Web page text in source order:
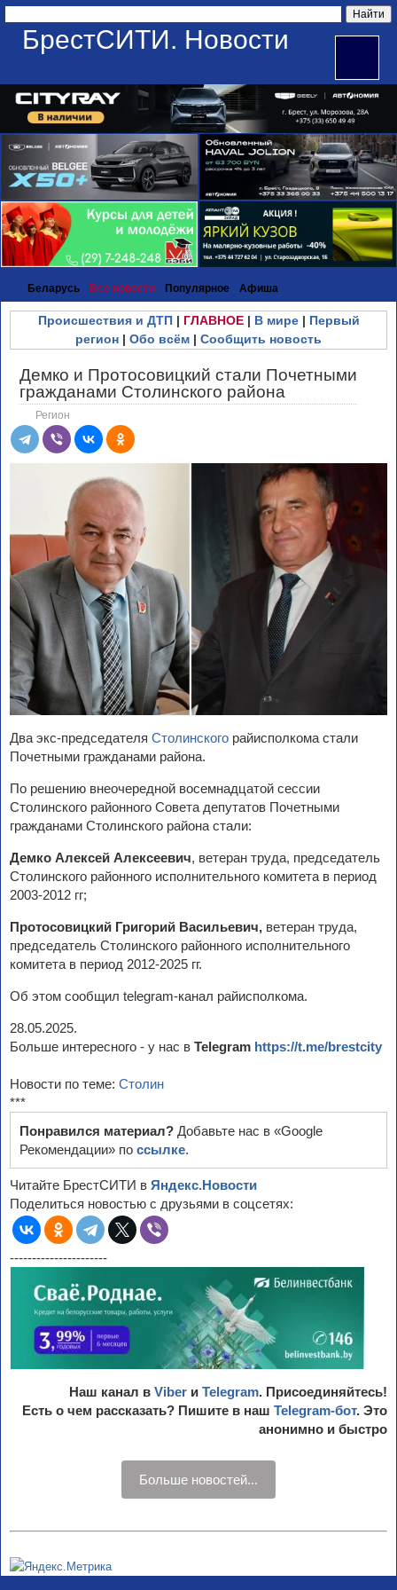
БрестСИТИ. Новости
Беларусь Все новости Популярное Афиша
Происшествия и ДТП| ГЛАВНОЕ| В мире| Первый
регион | Обо всём | Сообщить новость
Демко и Протосовицкий стали Почетными
гражданами Столинского района
Регион
Два экс-председателя Столинского райисполкома стали
Почетными гражданами района.
По решению внеочередной восемнадцатой сессии
Столинского районного Совета депутатов Почетными
гражданами Столинского района стали:
Демко Алексей Алексеевич, ветеран труда, председатель
Столинского районного исполнительного комитета в период
2003-2012 гг;
Протосовицкий Григорий Васильевич, ветеран труда,
председатель Столинского районного исполнительного
комитета в период 2012-2025 гг.
Об этом сообщил telegram-канал райисполкома.
28.05.2025.
Больше интересного - у нас в Telegram https://t.me/brestcity
Новости по теме: Столин
***
Понравился материал? Добавьте нас в «Google
Рекомендации» по ссылке.
Читайте БрестСИТИ в Яндекс.Новости
Поделиться новостью с друзьями в соцсетях:
----------------------
Наш канал в Viber и Telegram. Присоединяйтесь!
Есть о чем рассказать? Пишите в наш Telegram-бот. Это
анонимно и быстро
Больше новостей...